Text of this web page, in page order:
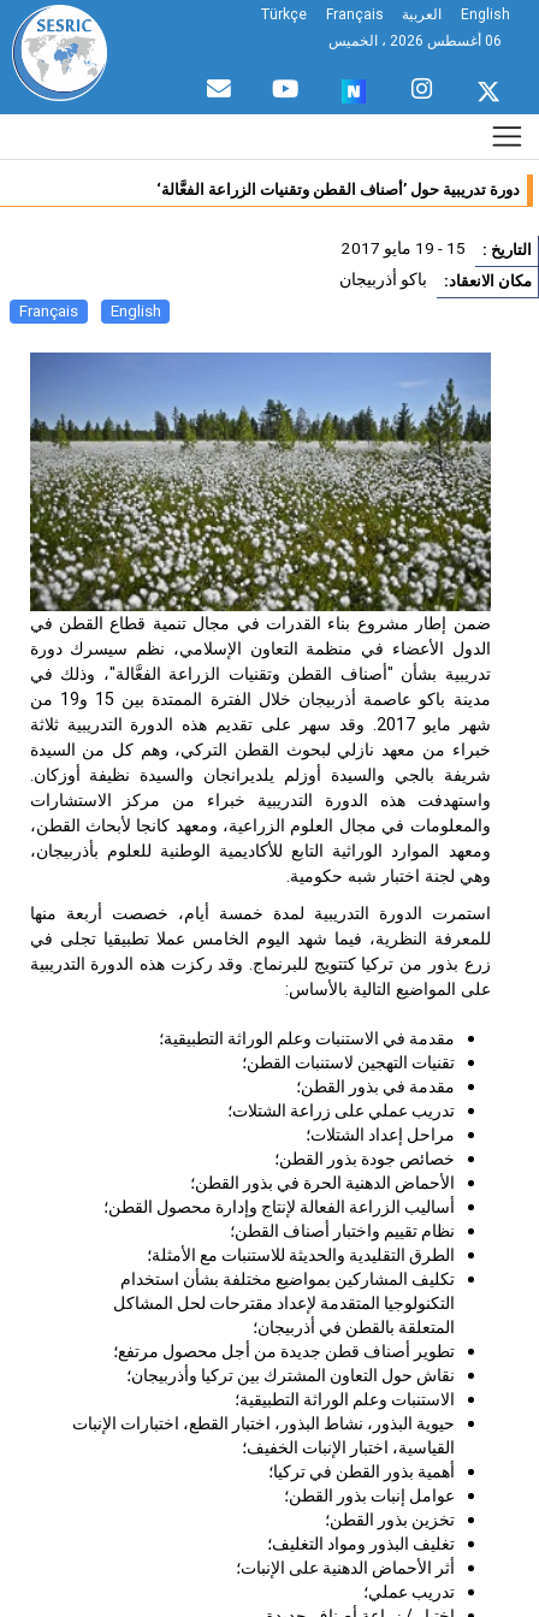
العربية Français
Türkçe
حول ’أصناف القطن وتقنيات الزراعة الفعَّالة‘
15 - 19 مايو 2017
باكو أذربيجان
Français
إطار مشروع بناء القدرات في مجال تنمية قطاع القطن في
الأعضاء في منظمة التعاون الإسلامي، نظم سيسرك دورة
بشأن "أصناف القطن وتقنيات الزراعة الفعَّالة"، وذلك في
مدينة باكو عاصمة أذربيجان خلال الفترة الممتدة بين 15 و19 من
شهر مايو 2017. وقد سهر على تقديم هذه الدورة التدريبية ثلاثة
من معهد نازلي لبحوث القطن التركي، وهم كل من السيدة
بالجي والسيدة أوزلم يلديرانجان والسيدة نظيفة أوزكان.
هذه الدورة التدريبية خبراء من مركز الاستشارات
في مجال العلوم الزراعية، ومعهد كانجا لأبحاث القطن،
الموارد الوراثية التابع للأكاديمية الوطنية للعلوم بأذربيجان،
لجنة اختبار شبه حكومية.
الدورة التدريبية لمدة خمسة أيام، خصصت أربعة منها
النظرية، فيما شهد اليوم الخامس عملا تطبيقيا تجلى في
بذور من تركيا كتتويج للبرنماج. وقد ركزت هذه الدورة التدريبية
المواضيع التالية بالأساس:
مقدمة في الاستنبات وعلم الوراثة التطبيقية؛
تقنيات التهجين لاستنبات القطن؛
مقدمة في بذور القطن؛
تدريب عملي على زراعة الشتلات؛
مراحل إعداد الشتلات؛
خصائص جودة بذور القطن؛
الأحماض الدهنية الحرة في بذور القطن؛
أساليب الزراعة الفعالة لإنتاج وإدارة محصول القطن؛
نظام تقييم واختبار أصناف القطن؛
الطرق التقليدية والحديثة للاستنبات مع الأمثلة؛
تكليف المشاركين بمواضيع مختلفة بشأن استخدام
التكنولوجيا المتقدمة لإعداد مقترحات لحل المشاكل
المتعلقة بالقطن في أذربيجان؛
تطوير أصناف قطن جديدة من أجل محصول مرتفع؛
نقاش حول التعاون المشترك بين تركيا وأذربيجان؛
الاستنبات وعلم الوراثة التطبيقية؛
حيوية البذور، نشاط البذور، اختبار القطع، اختبارات الإنبات
القياسية، اختبار الإنبات الخفيف؛
أهمية بذور القطن في تركيا؛
عوامل إنبات بذور القطن؛
تخزين بذور القطن؛
تغليف البذور ومواد التغليف؛
أثر الأحماض الدهنية على الإنبات؛
تدريب عملي؛